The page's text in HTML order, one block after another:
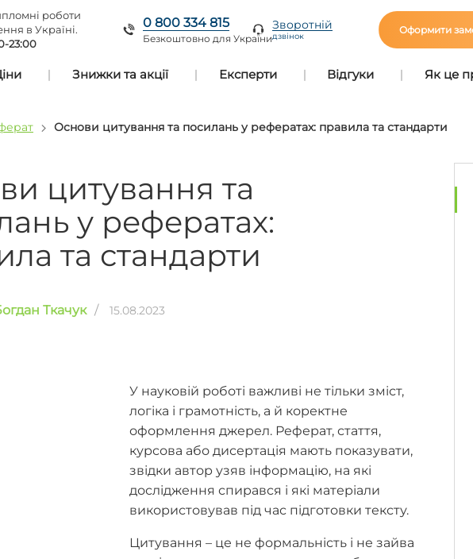
роботи
в Україні.
23:00
0 800 334 815
Безкоштовно для України
Зворотній
дзвінок
Оформити
Знижки та акції Експерти Відгуки Як це
Основи цитування та посилань у рефератах: правила та стандарти
цитування та
у рефератах:
та стандарти
Ткачук / 15.08.2023
У науковій роботі важливі не тільки зміст,
логіка і грамотність, а й коректне
оформлення джерел. Реферат, стаття,
курсова або дисертація мають показувати,
звідки автор узяв інформацію, на які
дослідження спирався і які матеріали
використовував під час підготовки тексту.
Цитування – це не формальність і не зайва